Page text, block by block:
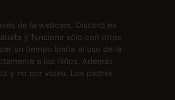
de la webcam. Discord es
y funciona sólo con otros
un tiempo límite al uso de la
a los niños. Además,
y no por vídeo. Los padres